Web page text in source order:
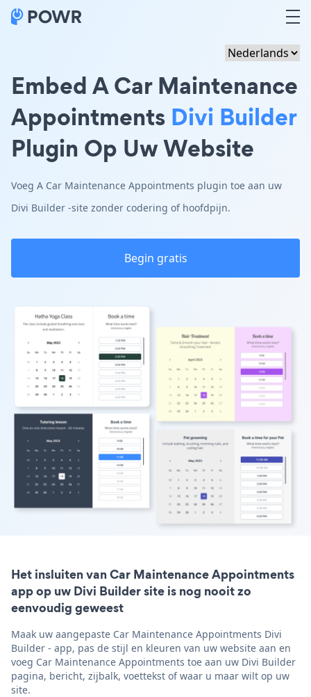
Embed A Car Maintenance
Appointments Divi Builder
Plugin Op Uw Website
Voeg A Car Maintenance Appointments plugin toe aan uw
Divi Builder -site zonder codering of hoofdpijn.
Begin gratis
Het insluiten van Car Maintenance Appointments
app op uw Divi Builder site is nog nooit zo
eenvoudig geweest
Maak uw aangepaste Car Maintenance Appointments Divi
Builder - app, pas de stijl en kleuren van uw website aan en
voeg Car Maintenance Appointments toe aan uw Divi Builder
pagina, bericht, zijbalk, voettekst of waar u maar wilt op uw
site.